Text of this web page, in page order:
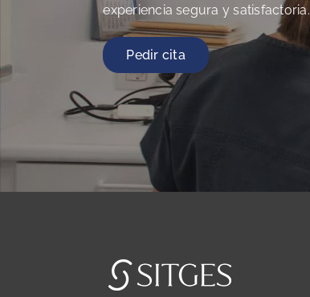
experiencia segura y satisfactoria.
Pedir cita